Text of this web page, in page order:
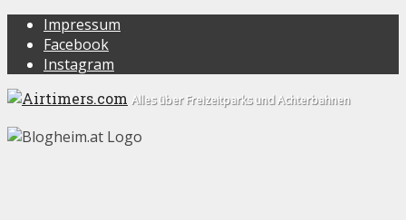
Impressum
Facebook
Instagram
Alles über Freizeitparks und Achterbahnen